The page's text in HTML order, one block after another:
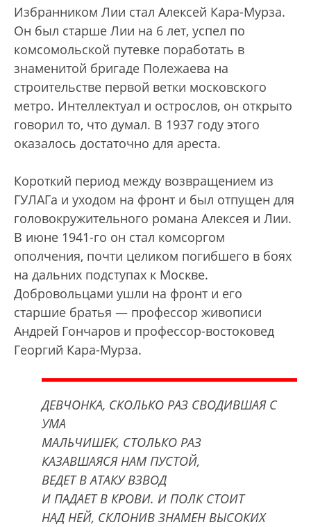
Избранником Лии стал Алексей Кара-Мурза.
Он был старше Лии на 6 лет, успел по
комсомольской путевке поработать в
знаменитой бригаде Полежаева на
строительстве первой ветки московского
метро. Интеллектуал и острослов, он открыто
говорил то, что думал. В 1937 году этого
оказалось достаточно для ареста.
Короткий период между возвращением из
ГУЛАГа и уходом на фронт и был отпущен для
головокружительного романа Алексея и Лии.
В июне 1941-го он стал комсоргом
ополчения, почти целиком погибшего в боях
на дальних подступах к Москве.
Добровольцами ушли на фронт и его
старшие братья — профессор живописи
Андрей Гончаров и профессор-востоковед
Георгий Кара-Мурза.
ДЕВЧОНКА, СКОЛЬКО РАЗ СВОДИВШАЯ С
УМА
МАЛЬЧИШЕК, СТОЛЬКО РАЗ
КАЗАВШАЯСЯ НАМ ПУСТОЙ,
ВЕДЕТ В АТАКУ ВЗВОД
И ПАДАЕТ В КРОВИ. И ПОЛК СТОИТ
НАД НЕЙ, СКЛОНИВ ЗНАМЕН ВЫСОКИХ